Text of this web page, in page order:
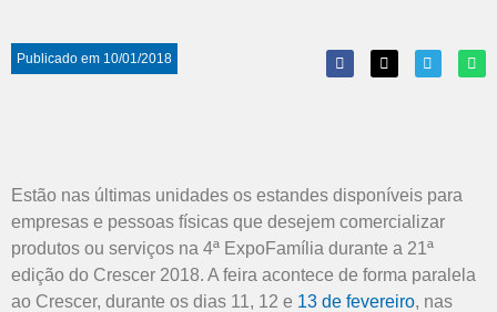
Publicado em 10/01/2018
Estão nas últimas unidades os estandes disponíveis para
empresas e pessoas físicas que desejem comercializar
produtos ou serviços na 4ª ExpoFamília durante a 21ª
edição do Crescer 2018. A feira acontece de forma paralela
ao Crescer, durante os dias 11, 12 e 13 de fevereiro, nas